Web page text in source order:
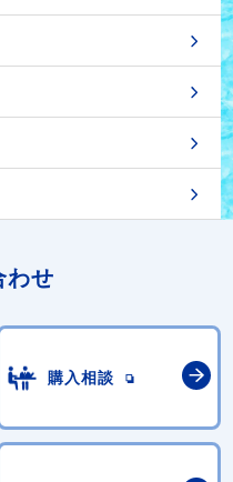
わせ
購入相談